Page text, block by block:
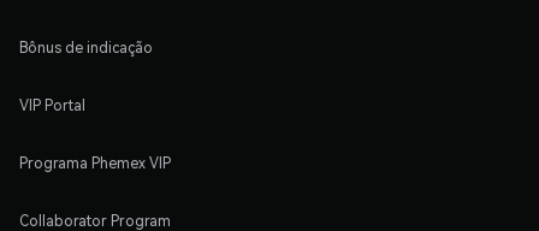
Bônus de indicação
VIP Portal
Programa Phemex VIP
Collaborator Program